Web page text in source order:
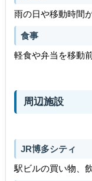
雨の日や移動時間
食事
軽食や弁当を移動
周辺施設
JR博多シティ
駅ビルの買い物、